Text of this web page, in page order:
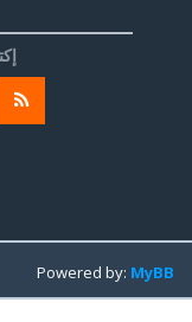
Powered by:MyBB